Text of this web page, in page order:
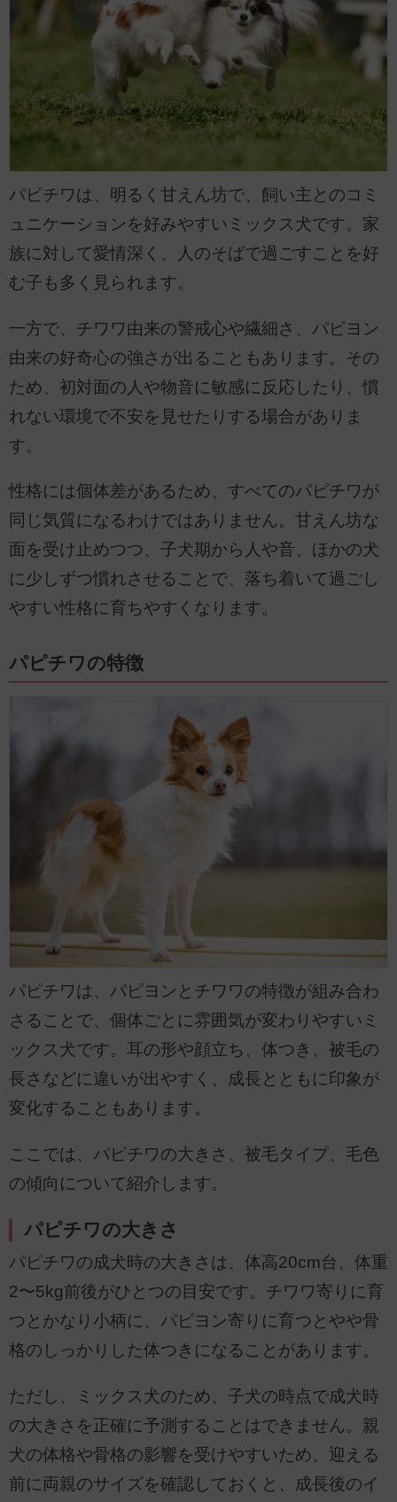
パピチワは、明るく甘えん坊で、飼い主とのコミ
ュニケーションを好みやすいミックス犬です。家
族に対して愛情深く、人のそばで過ごすことを好
む子も多く見られます。
一方で、チワワ由来の警戒心や繊細さ、パピヨン
由来の好奇心の強さが出ることもあります。その
ため、初対面の人や物音に敏感に反応したり、慣
れない環境で不安を見せたりする場合がありま
す。
性格には個体差があるため、すべてのパピチワが
同じ気質になるわけではありません。甘えん坊な
面を受け止めつつ、子犬期から人や音、ほかの犬
に少しずつ慣れさせることで、落ち着いて過ごし
やすい性格に育ちやすくなります。
パピチワの特徴
パピチワは、パピヨンとチワワの特徴が組み合わ
さることで、個体ごとに雰囲気が変わりやすいミ
ックス犬です。耳の形や顔立ち、体つき、被毛の
長さなどに違いが出やすく、成長とともに印象が
変化することもあります。
ここでは、パピチワの大きさ、被毛タイプ、毛色
の傾向について紹介します。
パピチワの大きさ
パピチワの成犬時の大きさは、体高20cm台、体重
2〜5kg前後がひとつの目安です。チワワ寄りに育
つとかなり小柄に、パピヨン寄りに育つとやや骨
格のしっかりした体つきになることがあります。
ただし、ミックス犬のため、子犬の時点で成犬時
の大きさを正確に予測することはできません。親
犬の体格や骨格の影響を受けやすいため、迎える
前に両親のサイズを確認しておくと、成長後のイ